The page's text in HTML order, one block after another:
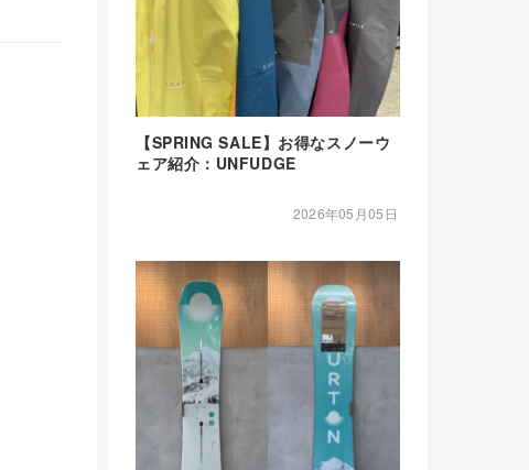
【SPRING SALE】お得なスノーウ
ェア紹介：UNFUDGE
2026年05月05日